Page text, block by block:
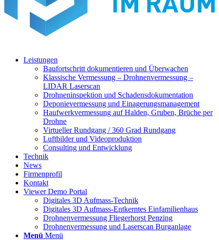
Leistungen
Baufortschritt dokumentieren und Überwachen
Klassische Vermessung – Drohnenvermessung –
LIDAR Laserscan
Drohneninspektion und Schadensdokumentation
Deponievermessung und Einagerungsmanagement
Haufwerkvermessung auf Halden, Gruben, Brüche per
Drohne
Virtueller Rundgang / 360 Grad Rundgang
Luftbilder und Videoproduktion
Consulting und Entwicklung
Technik
News
Firmenprofil
Kontakt
Viewer Demo Portal
Digitales 3D Aufmass-Technik
Digitales 3D Aufmass-Entkerntes Einfamilienhaus
Drohnenvermessung Fliegerhorst Penzing
Drohnenvermessung und Laserscan Burganlage
Menü Menü